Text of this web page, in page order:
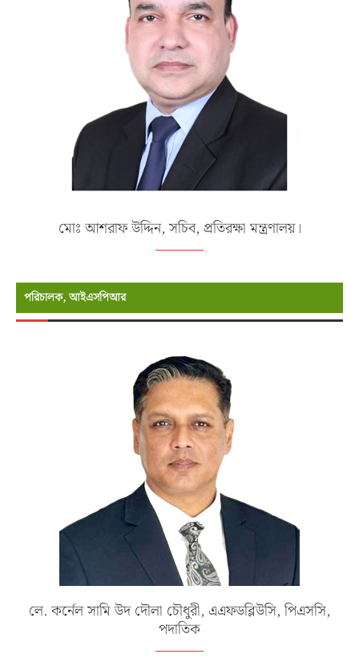
মোঃ আশরাফ উদ্দিন, সচিব, প্রতিরক্ষা মন্ত্রণালয়।
পরিচালক, আইএসপিআর
লে. কর্নেল সামি উদ দৌলা চৌধুরী, এএফডব্লিউসি, পিএসসি,
পদাতিক